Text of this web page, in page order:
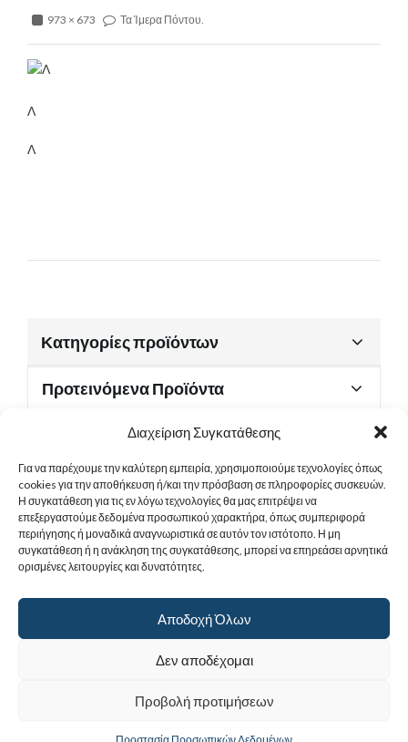
Διαχείριση Συγκατάθεσης
Για να παρέχουμε την καλύτερη εμπειρία, χρησιμοποιούμε τεχνολογίες όπως
cookies για την αποθήκευση ή/και την πρόσβαση σε πληροφορίες συσκευών.
Η συγκατάθεση για τις εν λόγω τεχνολογίες θα μας επιτρέψει να
επεξεργαστούμε δεδομένα προσωπικού χαρακτήρα, όπως συμπεριφορά
περιήγησης ή μοναδικά αναγνωριστικά σε αυτόν τον ιστότοπο. Η μη
συγκατάθεση ή η ανάκληση της συγκατάθεσης, μπορεί να επηρεάσει αρνητικά
ορισμένες λειτουργίες και δυνατότητες.
Αποδοχή Όλων
Δεν αποδέχομαι
Προβολή προτιμήσεων
973 × 673 Τα Ίμερα Πόντου.
Λ
Λ
Κατηγορίες προϊόντων
Προτεινόμενα Προϊόντα
Χρήσιμα Έγγραφα
Sitemap
Στοιχεία Επικοινωνίας
Ιερά Γυναικεία Μονή Αγίας Παρασκευής
Powered by |